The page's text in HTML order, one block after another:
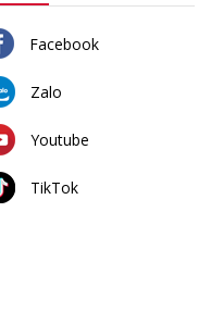
Facebook
Zalo
Youtube
TikTok